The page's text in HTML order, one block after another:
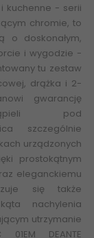
kuchenne - serii
chromie, to
o doskonałym,
i wygodzie -
tu zestaw
drążka i 2-
gwarancję
pod
szczególnie
urządzonych
prostokątnym
eleganckiemu
się także
nachylenia
utrzymanie
01EM DEANTE